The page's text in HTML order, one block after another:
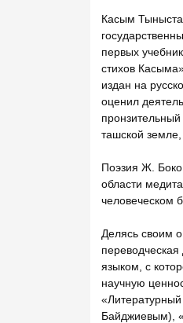
Касым
первых
стихов
издан на
оценил
ташской земле,
Поэзия Ж.
области
человеческом
Делясь своим
языком, с
научную
Байджиевым),